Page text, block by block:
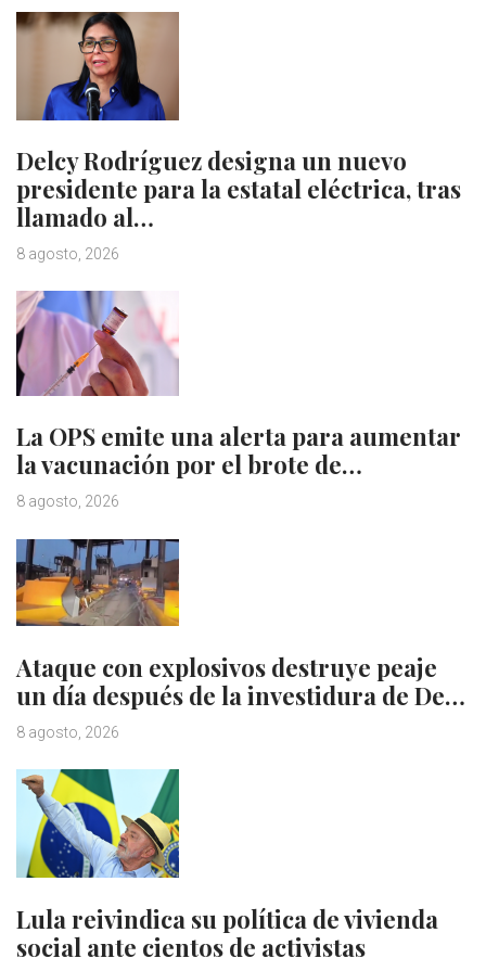
Delcy Rodríguez designa un nuevo
presidente para la estatal eléctrica, tras
llamado al…
8 agosto, 2026
La OPS emite una alerta para aumentar
la vacunación por el brote de…
8 agosto, 2026
Ataque con explosivos destruye peaje
un día después de la investidura de De…
8 agosto, 2026
Lula reivindica su política de vivienda
social ante cientos de activistas